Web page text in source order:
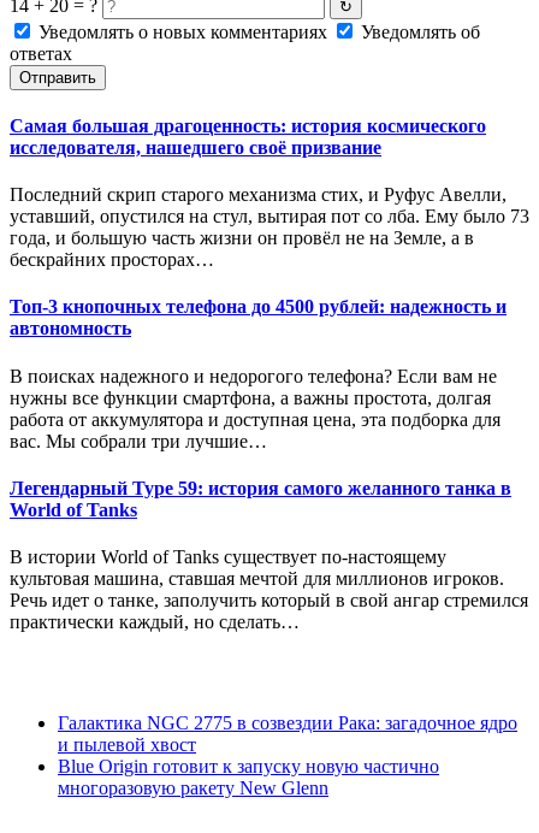
14 + 20 = ? ↻
Уведомлять о новых комментариях
Уведомлять об
ответах
Отправить
Самая большая драгоценность: история космического
исследователя, нашедшего своё призвание
Последний скрип старого механизма стих, и Руфус Авелли,
уставший, опустился на стул, вытирая пот со лба. Ему было 73
года, и большую часть жизни он провёл не на Земле, а в
бескрайних просторах…
Топ-3 кнопочных телефона до 4500 рублей: надежность и
автономность
В поисках надежного и недорогого телефона? Если вам не
нужны все функции смартфона, а важны простота, долгая
работа от аккумулятора и доступная цена, эта подборка для
вас. Мы собрали три лучшие…
Легендарный Type 59: история самого желанного танка в
World of Tanks
В истории World of Tanks существует по-настоящему
культовая машина, ставшая мечтой для миллионов игроков.
Речь идет о танке, заполучить который в свой ангар стремился
практически каждый, но сделать…
Галактика NGC 2775 в созвездии Рака: загадочное ядро
и пылевой хвост
Blue Origin готовит к запуску новую частично
многоразовую ракету New Glenn